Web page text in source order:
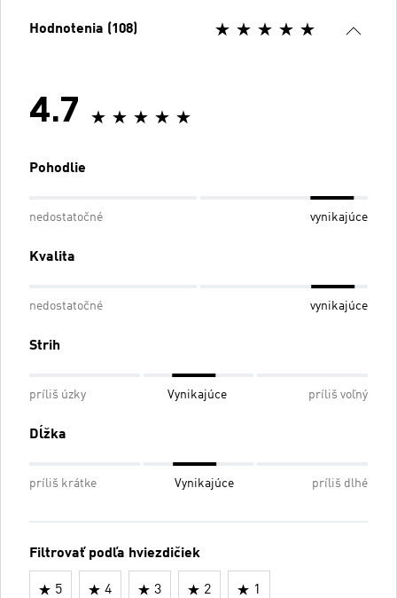
Hodnotenia (108)
4.7
Pohodlie
nedostatočné vynikajúce
Kvalita
nedostatočné vynikajúce
Strih
príliš úzky Vynikajúce príliš voľný
Dĺžka
príliš krátke Vynikajúce príliš dlhé
Filtrovať podľa hviezdičiek
5 4 3 2 1